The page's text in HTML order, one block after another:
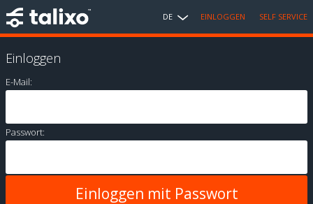
DE EINLOGGEN SELF SERVICE
Einloggen
E-Mail:
Passwort: